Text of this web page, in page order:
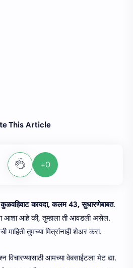
This Article
+0
कायदा, कलम 43, सुधारणेबाबत.
आशा आहे की, तुम्हाला ती आवडली असेल.
तुमच्या मित्रांनाही शेअर करा.
आमच्या वेबसाईटला भेट द्या.